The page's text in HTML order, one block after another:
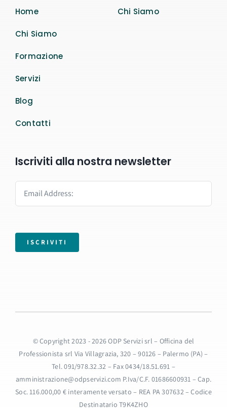
Home
Chi Siamo
Formazione
Servizi
Blog
Contatti
Chi Siamo
Iscriviti alla nostra newsletter
ISCRIVITI
© Copyright 2023 - 2026 ODP Servizi srl – Officina del
Professionista srl Via Villagrazia, 320 – 90126 – Palermo (PA) –
Tel. 091/978.32.32 – Fax 0434/18.51.691 –
amministrazione@odpservizi.com P.Iva/C.F. 01686600931 – Cap.
Soc. 116.000,00 € interamente versato – REA PA 307632 – Codice
Destinatario T9K4ZHO